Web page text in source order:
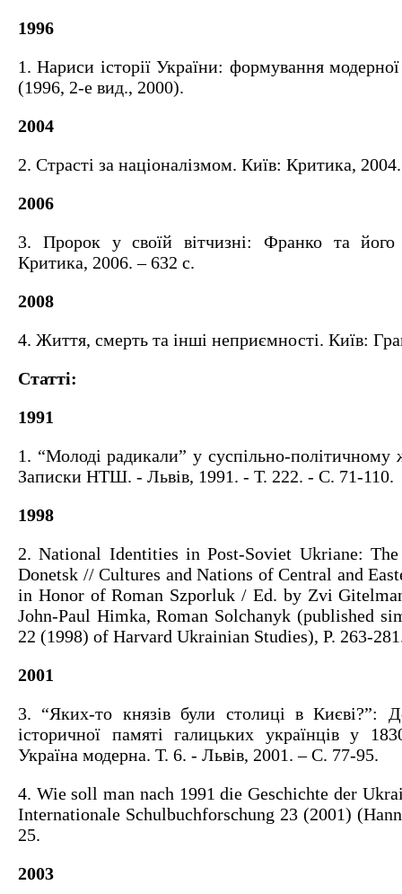
1996
1. Нариси історії України: формування модерної
(1996, 2-е вид., 2000).
2004
2. Страсті за націоналізмом. Київ: Критика,
2006
3. Пророк у своїй вітчизні: Франко та його
Критика, 2006. – 632 с.
2008
4. Життя, смерть та інші неприємності. Київ:
Статті:
1991
1. “Молоді радикали” у суспільно-
Записки НТШ. - Львів, 1991. - Т. 222. - С. 71-110.
1998
2. National Identities in Post-Soviet Ukriane:
Donetsk // Cultures and Nations of Central and
in Honor of Roman Szporluk / Ed. by Zvi
John-Paul Himka, Roman Solchanyk (published
22 (1998) of Harvard Ukrainian Studies), P. 263-
2001
3. “Яких-то князів були столиці в Києві?”:
історичної памяті галицьких українців у
Україна модерна. Т. 6. - Львів, 2001. – С. 77-95.
4. Wie soll man nach 1991 die Geschichte der
Internationale Schulbuchforschung 23 (2001)
25.
2003